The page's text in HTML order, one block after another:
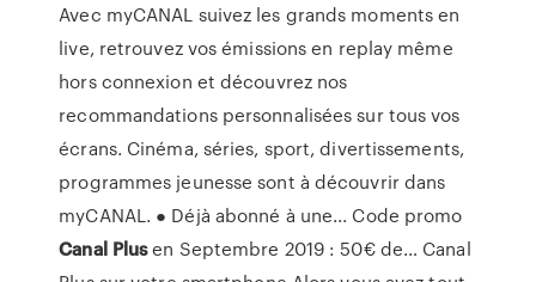
Avec myCANAL suivez les grands moments en
live, retrouvez vos émissions en replay même
hors connexion et découvrez nos
recommandations personnalisées sur tous vos
écrans. Cinéma, séries, sport, divertissements,
programmes jeunesse sont à découvrir dans
myCANAL. ● Déjà abonné à une... Code promo
Canal Plusen Septembre 2019 : 50€ de… Canal